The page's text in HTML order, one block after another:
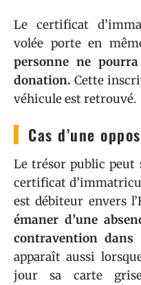
Le certificat
volée porte en
personne ne
donation. Cette
véhicule est retrouvé.
Cas d’une
Le trésor public peut
certificat
est débiteur envers
émaner d’une
contravention
apparaît aussi
jour sa carte